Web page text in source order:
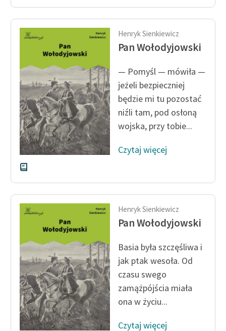
Lektur
O nas
O projekcie
Zespół
Zasady wykorzystania
Wolnych Lektur
Logotypy
Materiały promocyjne
Polityka prywatności
Regulamin biblioteki
Dane fundacji i
sprawozdania finansowe
Regulamin darowizn
Informacja o treściach
wrażliwych
Deklaracja dostępności
Henryk Sienkiewicz
Pan Wołodyjowski
— Pomyśl — mówiła —
jeżeli bezpieczniej
będzie mi tu pozostać
niźli tam, pod osłoną
wojska, przy tobie...
Czytaj więcej
Henryk Sienkiewicz
Pan Wołodyjowski
Basia była szczęśliwa i
jak ptak wesoła. Od
czasu swego
zamążpójścia miała
ona w życiu...
Czytaj więcej